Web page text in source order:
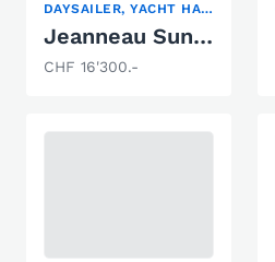
DAYSAILER, YACHT HAUTURIER, YACHT À VOILE
Jeanneau Sun Fast 20
CHF 16'300.-